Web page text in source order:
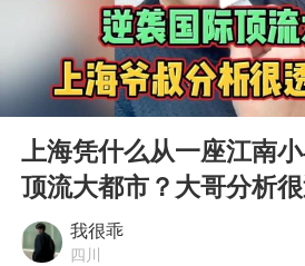
24小时不关
Play
00:00
上海凭什么从一座江南
顶流大都市？大哥分析
我很乖
四川